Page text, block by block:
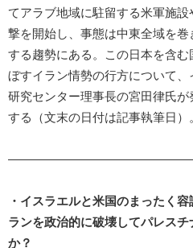
てアラブ地域に駐留する米軍施
撃を開始し、事態は中東全域を
する趨勢にある。この日本を含
ぼすイラン情勢の行方について
研究センター理事長の宮田律氏
する（文末の日付は記事執筆日）
・イスラエルと米国のまったく
ランを政治的に破壊してパレス
か？